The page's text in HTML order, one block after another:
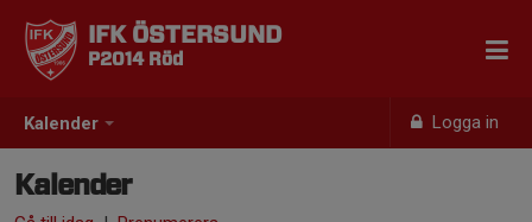
Kalender Logga in
IFK ÖSTERSUND
P2014 Röd
Kalender